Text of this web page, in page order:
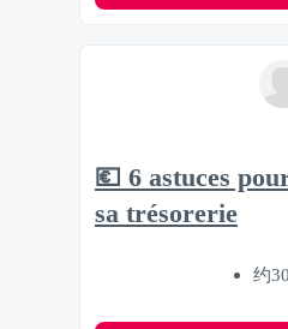
💶 6 astuces
sa trésorerie
约